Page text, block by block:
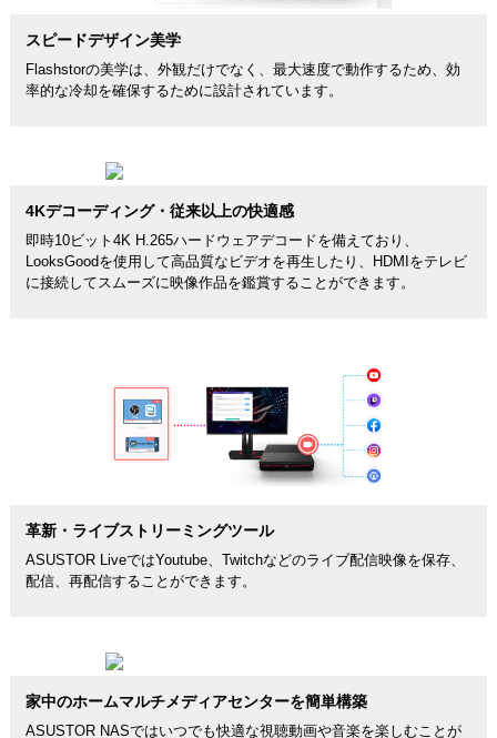
スピードデザイン美学
Flashstorの美学は、外観だけでなく、最大速度で動作するため、効
率的な冷却を確保するために設計されています。
4Kデコーディング・従来以上の快適感
即時10ビット4K H.265ハードウェアデコードを備えており、
LooksGoodを使用して高品質なビデオを再生したり、HDMIをテレビ
に接続してスムーズに映像作品を鑑賞することができます。
革新・ライブストリーミングツール
ASUSTOR LiveではYoutube、Twitchなどのライブ配信映像を保存、
配信、再配信することができます。
家中のホームマルチメディアセンターを簡単構築
ASUSTOR NASではいつでも快適な視聴動画や音楽を楽しむことが